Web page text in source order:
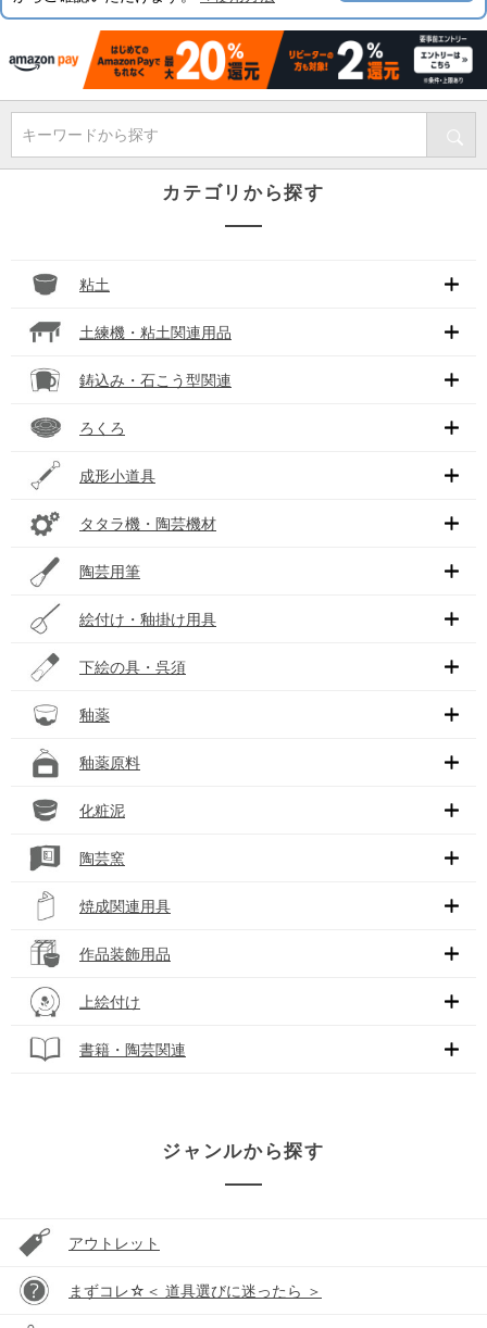
キーワードから探す
カテゴリから探す
粘土
土練機・粘土関連用品
鋳込み・石こう型関連
ろくろ
成形小道具
タタラ機・陶芸機材
陶芸用筆
絵付け・釉掛け用具
下絵の具・呉須
釉薬
釉薬原料
化粧泥
陶芸窯
焼成関連用具
作品装飾用品
上絵付け
書籍・陶芸関連
ジャンルから探す
アウトレット
まずコレ☆＜ 道具選びに迷ったら ＞